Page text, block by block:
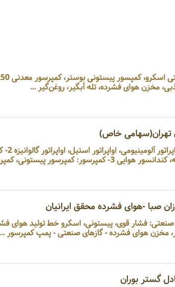
مخزن هوای فشرده، تله آبگیر، روغن‌گیر ...
تهران(سهامی خاص)
کمپرسور پیستونی، کمپرسور اسکرو ...
صبا -هوای فشرده محقق ایرانیان
فشار قوی، پیستونی، اسکرو خط تولید هوای
- گازهای صنعتی - پمپ کمپرسور ...
گستر بوران